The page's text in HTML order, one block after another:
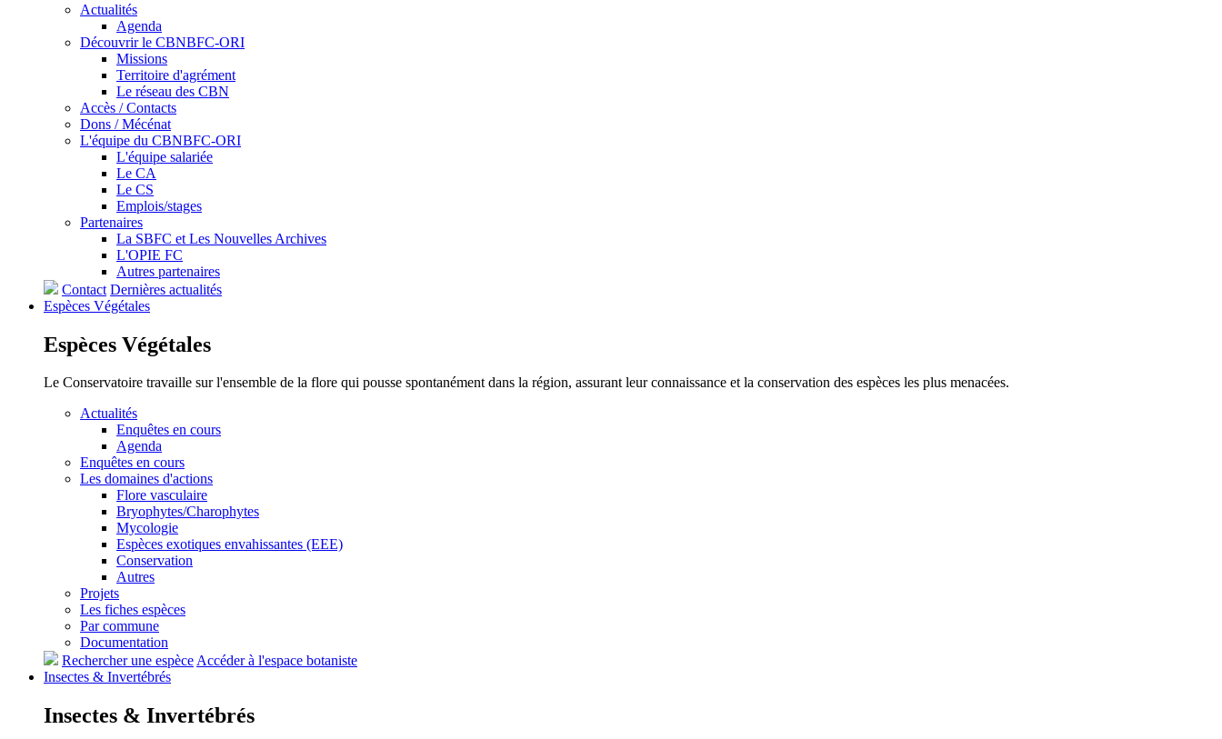
Actualités
Agenda
Découvrir le CBNBFC-ORI
Missions
Territoire d'agrément
Le réseau des CBN
Accès / Contacts
Dons / Mécénat
L'équipe du CBNBFC-ORI
L'équipe salariée
Le CA
Le CS
Emplois/stages
Partenaires
La SBFC et Les Nouvelles Archives
L'OPIE FC
Autres partenaires
Contact Dernières actualités
Espèces Végétales
Espèces Végétales
Le Conservatoire travaille sur l'ensemble de la flore qui pousse spontanément dans la région, assurant leur connaissance et la conservation des espèces les plus menacées.
Actualités
Enquêtes en cours
Agenda
Enquêtes en cours
Les domaines d'actions
Flore vasculaire
Bryophytes/Charophytes
Mycologie
Espèces exotiques envahissantes (EEE)
Conservation
Autres
Projets
Les fiches espèces
Par commune
Documentation
Rechercher une espèceAccéder à l'espace botaniste
Insectes & Invertébrés
Insectes & Invertébrés